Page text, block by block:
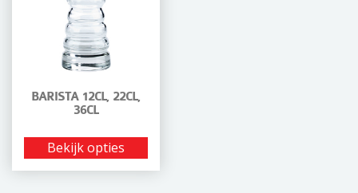
BARISTA 12CL, 22CL,
36CL
Bekijk opties